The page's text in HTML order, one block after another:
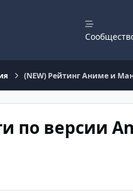
(NEW) Рейтинг Аниме и
по версии